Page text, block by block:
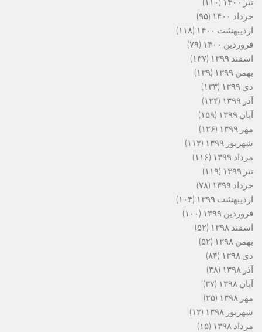
تیر ۱۴۰۰
(۱۱۰)
خرداد ۱۴۰۰
(۹۵)
اردیبهشت ۱۴۰۰
(۱۱۸)
فروردین ۱۴۰۰
(۷۹)
اسفند ۱۳۹۹
(۱۳۷)
بهمن ۱۳۹۹
(۱۳۹)
دی ۱۳۹۹
(۱۳۳)
آذر ۱۳۹۹
(۱۲۴)
آبان ۱۳۹۹
(۱۵۹)
مهر ۱۳۹۹
(۱۲۶)
شهریور ۱۳۹۹
(۱۱۲)
مرداد ۱۳۹۹
(۱۱۶)
تیر ۱۳۹۹
(۱۱۹)
خرداد ۱۳۹۹
(۷۸)
اردیبهشت ۱۳۹۹
(۱۰۴)
فروردین ۱۳۹۹
(۱۰۰)
اسفند ۱۳۹۸
(۵۲)
بهمن ۱۳۹۸
(۵۲)
دی ۱۳۹۸
(۸۴)
آذر ۱۳۹۸
(۳۸)
آبان ۱۳۹۸
(۳۷)
مهر ۱۳۹۸
(۲۵)
شهریور ۱۳۹۸
(۱۲)
مرداد ۱۳۹۸
(۱۵)